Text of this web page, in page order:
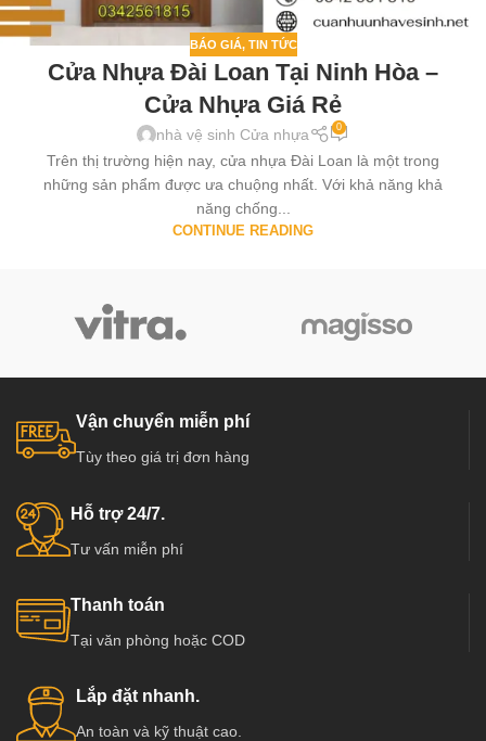
BÁO GIÁ, TIN TỨC
Cửa Nhựa Đài Loan Tại Ninh Hòa –
Cửa Nhựa Giá Rẻ
nhà vệ sinh Cửa nhựa 0
Trên thị trường hiện nay, cửa nhựa Đài Loan là một trong
những sản phẩm được ưa chuộng nhất. Với khả năng khả
năng chống...
CONTINUE READING
Vận chuyển miễn phí
Tùy theo giá trị đơn hàng
Hỗ trợ 24/7.
Tư vấn miễn phí
Thanh toán
Tại văn phòng hoặc COD
Lắp đặt nhanh.
An toàn và kỹ thuật cao.